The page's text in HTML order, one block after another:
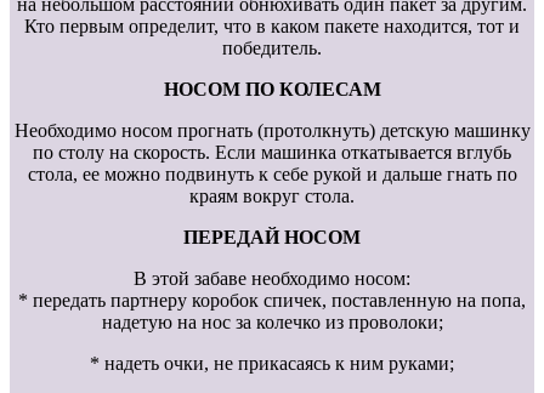
на небольшом расстоянии обнюхивать один пакет за другим.
Кто первым определит, что в каком пакете находится, тот и
победитель.
НОСОМ ПО КОЛЕСАМ
Необходимо носом прогнать (протолкнуть) детскую машинку
по столу на скорость. Если машинка откатывается вглубь
стола, ее можно подвинуть к себе рукой и дальше гнать по
краям вокруг стола.
ПЕРЕДАЙ НОСОМ
В этой забаве необходимо носом:
* передать партнеру коробок спичек, поставленную на попа,
надетую на нос за колечко из проволоки;
* надеть очки, не прикасаясь к ним руками;